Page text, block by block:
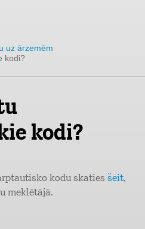
uz ārzemēm
kodi?
kodi?
kodu skaties šeit,
meklētājā.